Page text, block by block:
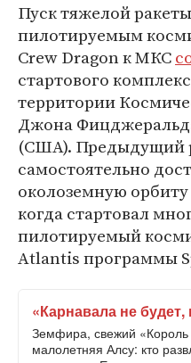
Пуск тяжелой
пилотируемым
Crew Dragon к МКС
стартового
территории
Джона
(США). Предыдущий
самостоятельно
околоземную
когда стартовал
пилотируемый
Atlantis программы
«Карнавала не будет,
Земфира, свежий «Король
малолетняя Алсу: кто